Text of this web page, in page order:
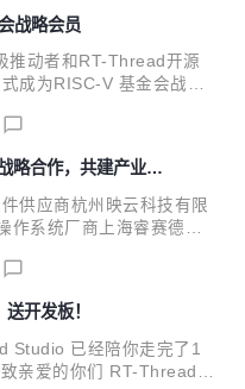
择和优质的配套工具支
工业、汽车等领域，专注
提供“静、动、智、车”4
硬核竞争力是极致的超低
战略会员
推动者和RT-Thread开源
成为RISC-V 基金会战略
设，为全球RISC-V生态
非常高兴看到像RT-Thr
同推动创新的新时代。RT
著的成就及影响力，因此
步加速基于 RISC-V 的物
略合作，共建产业物
供应商杭州映云科技有限
作系统厂商上海睿赛德电
企业用户在 ICT 、电力能
映云科技是一家开源物
全球领先的开源 MQTT
于云原生+边缘计算技术
开发板！
Studio 已经陪你走完了1
亲爱的你们 RT-Thread S